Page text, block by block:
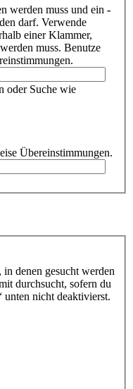
werden muss und ein -
darf. Verwende
einer Klammer,
muss. Benutze
oder Suche wie
Übereinstimmungen.
denen gesucht werden
durchsucht, sofern du
unten nicht deaktivierst.